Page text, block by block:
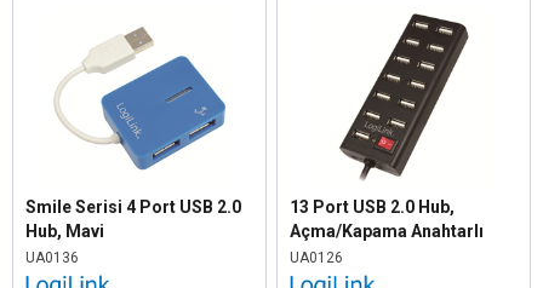
Smile Serisi 4 Port USB 2.0
Hub, Mavi
UA0136
13 Port USB 2.0 Hub,
Açma/Kapama Anahtarlı
UA0126